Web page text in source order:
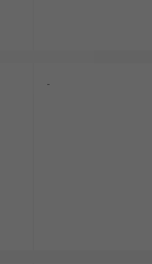
-